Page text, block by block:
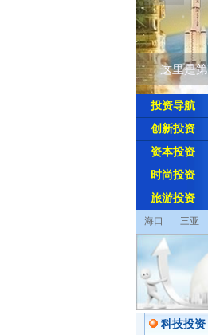
这里是
投资导航
创新投资
资本投资
时尚投资
旅游投资
海口 三亚
科技投资